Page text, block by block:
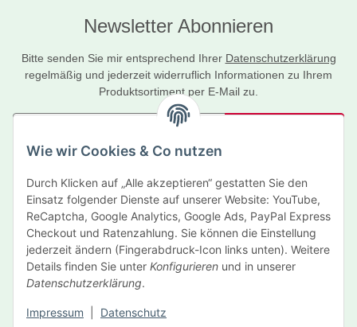
Wie wir Cookies & Co nutzen
Durch Klicken auf „Alle akzeptieren“ gestatten Sie den
Einsatz folgender Dienste auf unserer Website: YouTube,
ReCaptcha, Google Analytics, Google Ads, PayPal Express
Checkout und Ratenzahlung. Sie können die Einstellung
jederzeit ändern (Fingerabdruck-Icon links unten). Weitere
Details finden Sie unter Konfigurieren und in unserer
Datenschutzerklärung.
Impressum Datenschutz
Newsletter Abonnieren
Bitte senden Sie mir entsprechend Ihrer Datenschutzerklärung
regelmäßig und jederzeit widerruflich Informationen zu Ihrem
Produktsortiment per E-Mail zu.
Newsletter Abonnieren
Informationen
Gesetzliche Informationen
Hersteller